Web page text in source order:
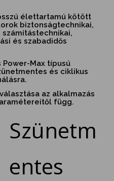
élettartamú kötött
biztonságtechnikai,
és szabadidős
Max típusú
és ciklikus
az alkalmazás
függ.
Szünetm
entes